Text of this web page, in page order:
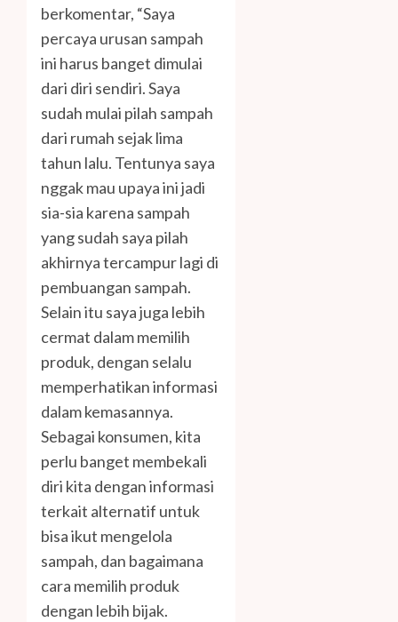
berkomentar, “Saya
percaya urusan sampah
ini harus banget dimulai
dari diri sendiri. Saya
sudah mulai pilah sampah
dari rumah sejak lima
tahun lalu. Tentunya saya
nggak mau upaya ini jadi
sia-sia karena sampah
yang sudah saya pilah
akhirnya tercampur lagi di
pembuangan sampah.
Selain itu saya juga lebih
cermat dalam memilih
produk, dengan selalu
memperhatikan informasi
dalam kemasannya.
Sebagai konsumen, kita
perlu banget membekali
diri kita dengan informasi
terkait alternatif untuk
bisa ikut mengelola
sampah, dan bagaimana
cara memilih produk
dengan lebih bijak.